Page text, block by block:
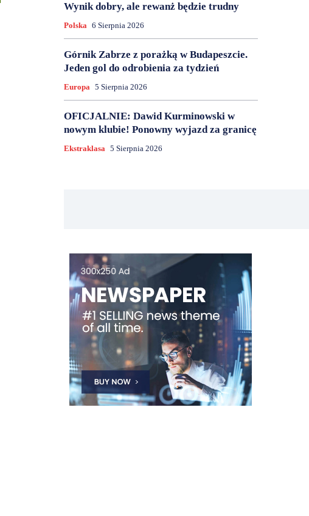
Wynik dobry, ale rewanż będzie trudny
Polska 6 Sierpnia 2026
Górnik Zabrze z porażką w Budapeszcie.
Jeden gol do odrobienia za tydzień
Europa 5 Sierpnia 2026
OFICJALNIE: Dawid Kurminowski w
nowym klubie! Ponowny wyjazd za granicę
Ekstraklasa 5 Sierpnia 2026